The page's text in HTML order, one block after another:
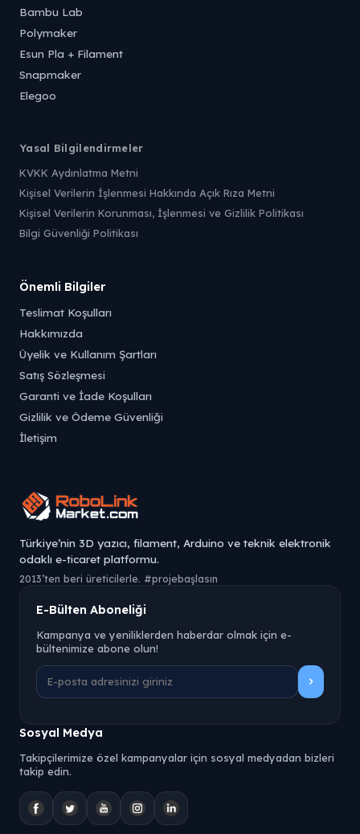
Bambu Lab
Polymaker
Esun Pla + Filament
Snapmaker
Elegoo
Yasal Bilgilendirmeler
KVKK Aydınlatma Metni
Kişisel Verilerin İşlenmesi Hakkında Açık Rıza Metni
Kişisel Verilerin Korunması, İşlenmesi ve Gizlilik Politikası
Bilgi Güvenliği Politikası
Önemli Bilgiler
Teslimat Koşulları
Hakkımızda
Üyelik ve Kullanım Şartları
Satış Sözleşmesi
Garanti ve İade Koşulları
Gizlilik ve Ödeme Güvenliği
İletişim
Türkiye’nin 3D yazıcı, filament, Arduino ve teknik elektronik
odaklı e-ticaret platformu.
2013’ten beri üreticilerle. #projebaşlasın
E-Bülten Aboneliği
Kampanya ve yeniliklerden haberdar olmak için e-
bültenimize abone olun!
Sosyal Medya
Takipçilerimize özel kampanyalar için sosyal medyadan bizleri
takip edin.